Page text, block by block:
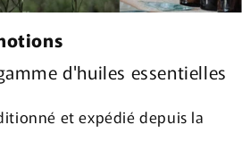
d'huiles essentielles
et expédié depuis la